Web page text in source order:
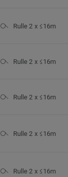
Rulle 2 x ≤16m
Rulle 2 x ≤16m
Rulle 2 x ≤16m
Rulle 2 x ≤16m
Rulle 2 x ≤16m